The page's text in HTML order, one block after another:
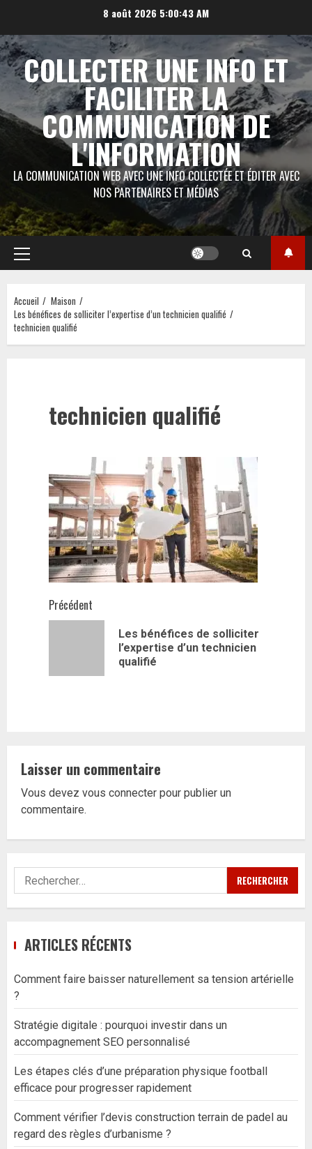
contenu
8 août 2026 5:00:43 AM
COLLECTER UNE INFO ET
FACILITER LA
COMMUNICATION DE
L'INFORMATION
LA COMMUNICATION WEB AVEC UNE INFO COLLECTÉE ET ÉDITER AVEC
NOS PARTENAIRES ET MÉDIAS
Menu
principal
Accueil
Maison
Les bénéfices de solliciter l’expertise d’un technicien qualifié
technicien qualifié
technicien qualifié
Navigation
Précédent
Les bénéfices de solliciter
l’expertise d’un technicien
qualifié
Laisser un commentaire
Vous devez vous connecter pour publier un
commentaire.
Rechercher :
ARTICLES RÉCENTS
Comment faire baisser naturellement sa tension artérielle
?
Stratégie digitale : pourquoi investir dans un
accompagnement SEO personnalisé
Les étapes clés d’une préparation physique football
efficace pour progresser rapidement
Comment vérifier l’devis construction terrain de padel au
regard des règles d’urbanisme ?